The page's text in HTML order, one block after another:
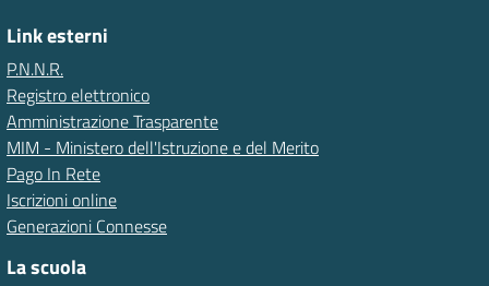
Link esterni
P.N.N.R.
Registro elettronico
Amministrazione Trasparente
MIM - Ministero dell'Istruzione e del Merito
Pago In Rete
Iscrizioni online
Generazioni Connesse
La scuola